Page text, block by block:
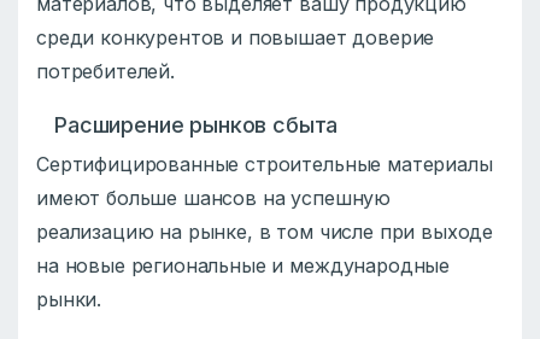
среди конкурентов и повышает доверие
потребителей.
Расширение рынков сбыта
Сертифицированные строительные материалы
имеют больше шансов на успешную
реализацию на рынке, в том числе при выходе
на новые региональные и международные
рынки.